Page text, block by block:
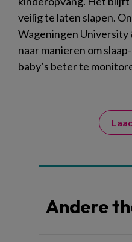
veilig te laten slapen.
Wageningen University
naar manieren om
baby’s beter te
Andere